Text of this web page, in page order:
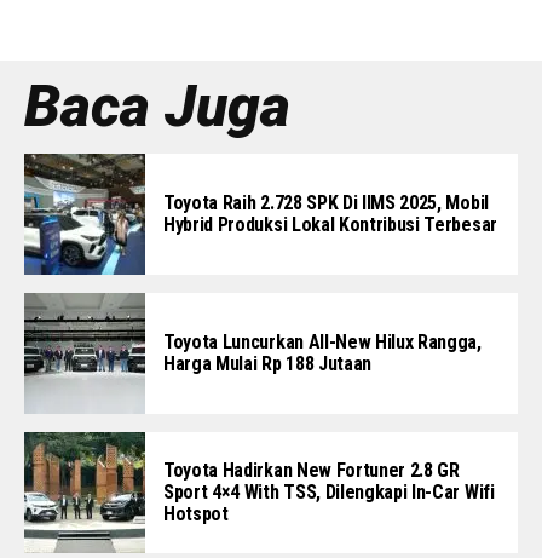
Baca Juga
Toyota Raih 2.728 SPK Di IIMS 2025, Mobil
Hybrid Produksi Lokal Kontribusi Terbesar
Toyota Luncurkan All-New Hilux Rangga,
Harga Mulai Rp 188 Jutaan
Toyota Hadirkan New Fortuner 2.8 GR
Sport 4×4 With TSS, Dilengkapi In-Car Wifi
Hotspot